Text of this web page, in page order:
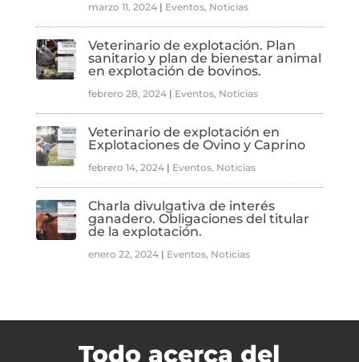
marzo 11, 2024| Eventos, Noticias
Veterinario de explotación. Plan
sanitario y plan de bienestar animal
en explotación de bovinos.
febrero 28, 2024| Eventos, Noticias
Veterinario de explotación en
Explotaciones de Ovino y Caprino
febrero 14, 2024| Eventos, Noticias
Charla divulgativa de interés
ganadero. Obligaciones del titular
de la explotación.
enero 22, 2024| Eventos, Noticias
Todo acerca del